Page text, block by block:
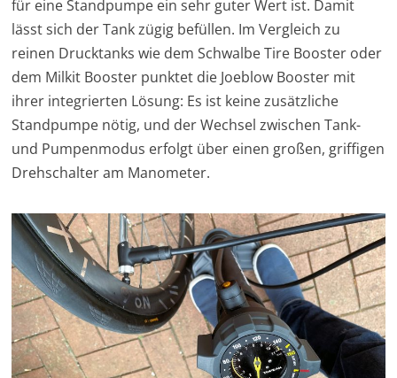
für eine Standpumpe ein sehr guter Wert ist. Damit
lässt sich der Tank zügig befüllen. Im Vergleich zu
reinen Drucktanks wie dem Schwalbe Tire Booster oder
dem Milkit Booster punktet die Joeblow Booster mit
ihrer integrierten Lösung: Es ist keine zusätzliche
Standpumpe nötig, und der Wechsel zwischen Tank-
und Pumpenmodus erfolgt über einen großen, griffigen
Drehschalter am Manometer.